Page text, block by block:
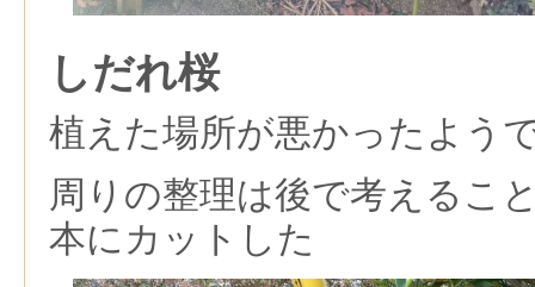
しだれ桜
植えた場所が悪かったよう
周りの整理は後で考えるこ
本にカットした